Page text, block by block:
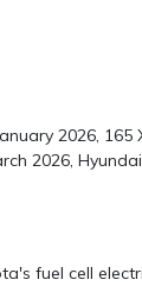
2026,
2026,
fuel cell